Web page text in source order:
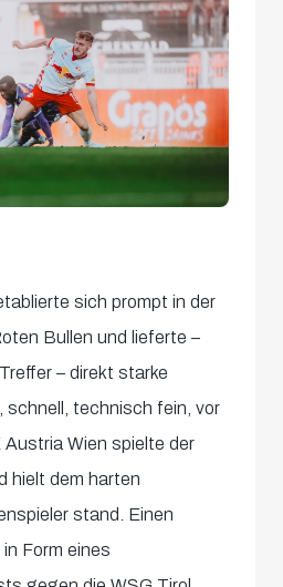
sich prompt in der
Bullen und lieferte –
– direkt starke
schnell, technisch fein, vor
Wien spielte der
hielt dem harten
stand. Einen
Form eines